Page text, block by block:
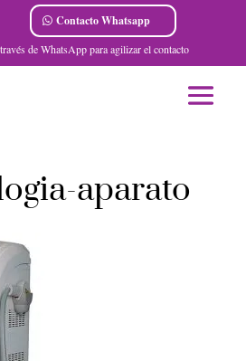
Contacto Whatsapp
de WhatsApp para agilizar el contacto
aparato